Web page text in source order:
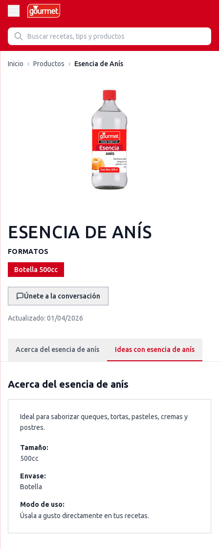
Inicio › Productos › Esencia de Anís
ESENCIA DE ANÍS
FORMATOS
Botella 500cc
Únete a la conversación
Actualizado: 01/04/2026
Acerca del esencia de anís Ideas con esencia de anís
Acerca del esencia de anís
Ideal para saborizar queques, tortas, pasteles, cremas y
postres.
Tamaño:
500cc
Envase:
Botella
Modo de uso:
Úsala a gusto directamente en tus recetas.